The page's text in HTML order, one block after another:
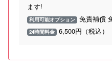
ます!
利用可能オプション 免責補償
24時間料金 6,500円（税込）